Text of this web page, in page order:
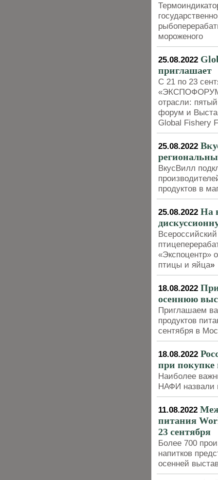
мороженого
25.08.2022
приглашает
С 21 по 23
отрасли:
форум и
Global Fishery
25.08.2022
ВкусВилл
продуктов в
25.08.2022 На
«Экспоцентр»
птицы и яйца»
18.08.2022
осеннюю
Приглашаем
продуктов
сентября в
18.08.2022
при покупке
Наиболее
НАФИ назвали
11.08.2022
питания
23 сентября
Более 700
напитков
осенней